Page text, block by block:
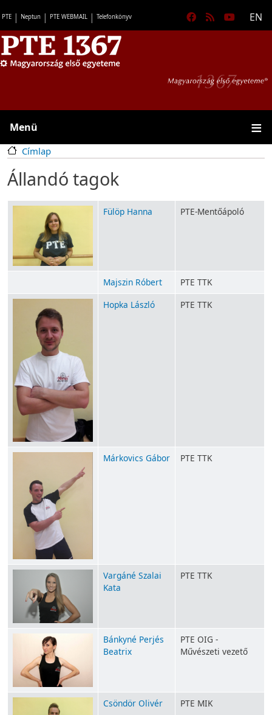
Gyorslinkek
PTE Neptun PTE WEBMAIL Telefonkönyv EN
Menü
Címlap
Állandó tagok
Fülöp Hanna PTE-Mentőápoló
Majszin Róbert
PTE TTK
Hopka László
PTE TTK
Márkovics Gábor PTE TTK
Vargáné Szalai
Kata
PTE TTK
Bánkyné Perjés
Beatrix
PTE OIG -
Művészeti vezető
Csöndör Olivér PTE MIK